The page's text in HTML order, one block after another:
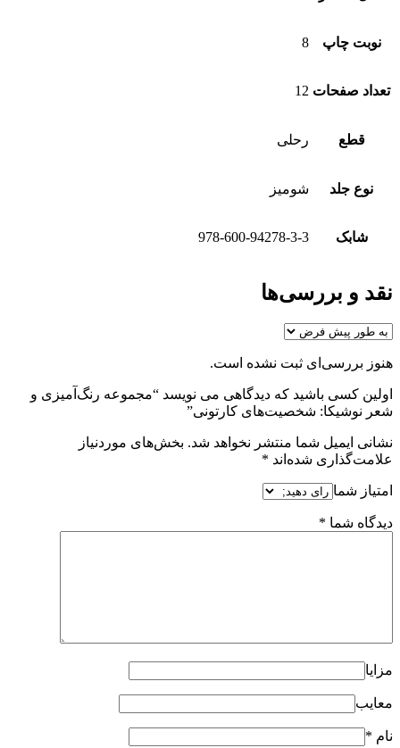
نوبت چاپ 8
تعداد صفحات 12
قطع رحلی
نوع جلد شومیز
شابک 978-600-94278-3-3
نقد و بررسی‌ها
هنوز بررسی‌ای ثبت نشده است.
اولین کسی باشید که دیدگاهی می نویسد “مجموعه رنگ‌آمیزی و
شعر نوشیکا: شخصیت‌های کارتونی”
نشانی ایمیل شما منتشر نخواهد شد. بخش‌های موردنیاز
علامت‌گذاری شده‌اند *
امتیاز شما
دیدگاه شما *
مزایا
معایب
نام *